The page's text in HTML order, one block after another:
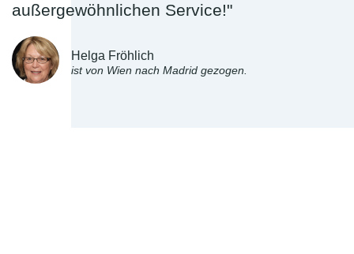
außergewöhnlichen Service!"
Helga Fröhlich
ist von Wien nach Madrid gezogen.